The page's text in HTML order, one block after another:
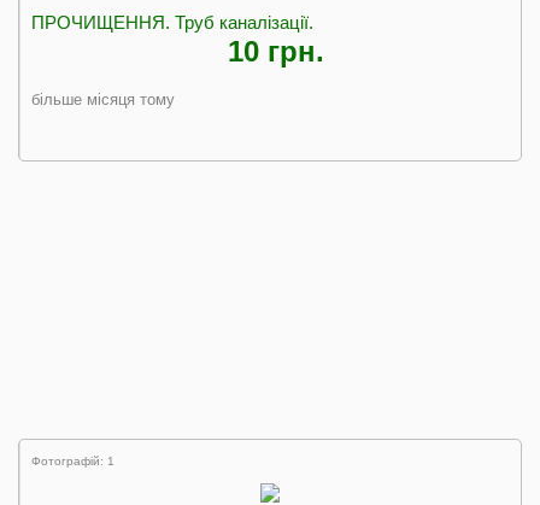
ПРОЧИЩЕННЯ. Труб каналізації.
10 грн.
більше місяця тому
Фотографій: 1